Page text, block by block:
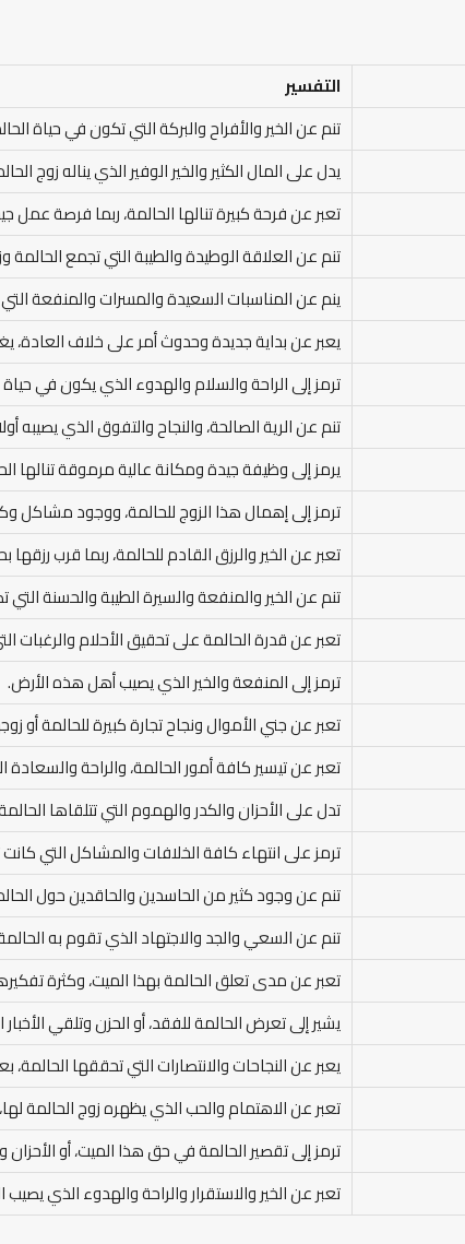
التفسير
تنم عن الخير والأفراح والبركة التي تكون في حياة
يدل على المال الكثير والخير الوفير الذي يناله زوج
تعبر عن فرحة كبيرة تنالها الحالمة، ربما فرصة عمل
تنم عن العلاقة الوطيدة والطيبة التي تجمع الحالمة
ينم عن المناسبات السعيدة والمسرات والمنفعة
يعبر عن بداية جديدة وحدوث أمر على خلاف العادة،
ترمز إلى الراحة والسلام والهدوء الذي يكون في حياة
تنم عن الرية الصالحة، والنجاح والتفوق الذي يصيبه
يرمز إلى وظيفة جيدة ومكانة عالية مرموقة تنالها
ترمز إلى إهمال هذا الزوج للحالمة، ووجود مشاكل
تعبر عن الخير والرزق القادم للحالمة، ربما قرب رزقها
تنم عن الخير والمنفعة والسيرة الطيبة والحسنة
تعبر عن قدرة الحالمة على تحقيق الأحلام والرغبات
ترمز إلى المنفعة والخير الذي يصيب أهل هذه الأرض.
تعبر عن جني الأموال ونجاح تجارة كبيرة للحالمة أو
تعبر عن تيسير كافة أمور الحالمة، والراحة والسعادة
تدل على الأحزان والكدر والهموم التي تتلقاها
ترمز على انتهاء كافة الخلافات والمشاكل التي
تنم عن وجود كثير من الحاسدين والحاقدين حول
تنم عن السعي والجد والاجتهاد الذي تقوم به
تعبر عن مدى تعلق الحالمة بهذا الميت، وكثرة
يشير إلى تعرض الحالمة للفقد، أو الحزن وتلقي الأخبار
يعبر عن النجاحات والانتصارات التي تحققها
تعبر عن الاهتمام والحب الذي يظهره زوج الحالمة
ترمز إلى تقصير الحالمة في حق هذا الميت، أو
تعبر عن الخير والاستقرار والراحة والهدوء الذي يصيب